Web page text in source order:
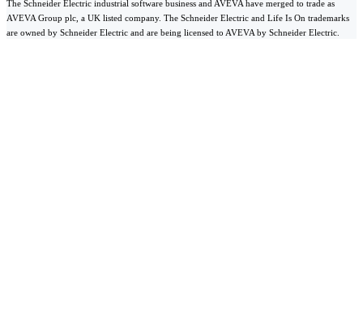
The Schneider Electric industrial software business and AVEVA have merged to trade as
AVEVA Group plc, a UK listed company. The Schneider Electric and Life Is On trademarks
are owned by Schneider Electric and are being licensed to AVEVA by Schneider Electric.